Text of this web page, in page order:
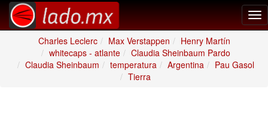
Charles Leclerc
Max Verstappen
Henry Martín
whitecaps - atlante
Claudia Sheinbaum Pardo
Claudia Sheinbaum
temperatura Argentina
Pau Gasol
Tierra